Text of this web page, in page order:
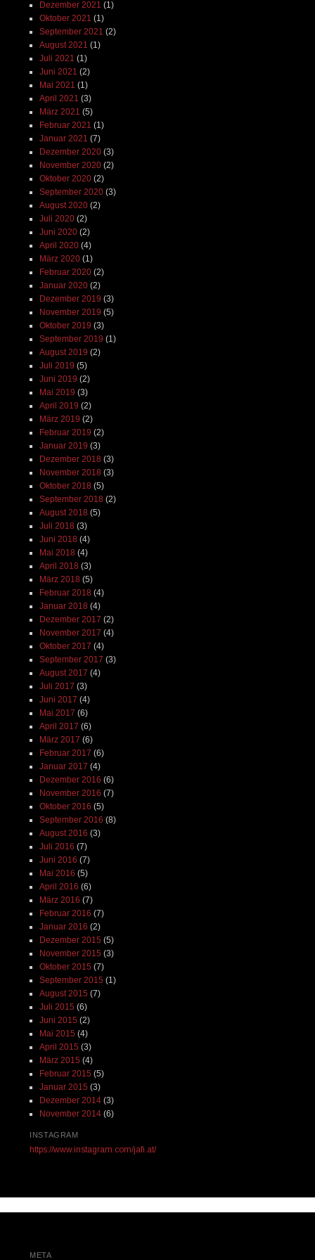
Dezember 2021 (1)
Oktober 2021 (1)
September 2021 (2)
August 2021 (1)
Juli 2021 (1)
Juni 2021 (2)
Mai 2021 (1)
April 2021 (3)
März 2021 (5)
Februar 2021 (1)
Januar 2021 (7)
Dezember 2020(3)
November 2020(2)
Oktober 2020(2)
September 2020(3)
August 2020(2)
Juli 2020(2)
Juni 2020(2)
April 2020(4)
März 2020(1)
Februar 2020(2)
Januar 2020(2)
Dezember 2019 (3)
November 2019 (5)
Oktober 2019 (3)
September 2019 (1)
August 2019 (2)
Juli 2019 (5)
Juni 2019 (2)
Mai 2019 (3)
April 2019 (2)
März 2019 (2)
Februar 2019 (2)
Januar 2019 (3)
Dezember 2018 (3)
November 2018 (3)
Oktober 2018 (5)
September 2018 (2)
August 2018 (5)
Juli 2018 (3)
Juni 2018 (4)
Mai 2018 (4)
April 2018 (3)
März 2018 (5)
Februar 2018 (4)
Januar 2018 (4)
Dezember 2017 (2)
November 2017 (4)
Oktober 2017 (4)
September 2017 (3)
August 2017 (4)
Juli 2017 (3)
Juni 2017 (4)
Mai 2017 (6)
April 2017 (6)
März 2017 (6)
Februar 2017 (6)
Januar 2017 (4)
Dezember 2016 (6)
November 2016 (7)
Oktober 2016 (5)
September 2016 (8)
August 2016 (3)
Juli 2016 (7)
Juni 2016 (7)
Mai 2016 (5)
April 2016 (6)
März 2016 (7)
Februar 2016 (7)
Januar 2016 (2)
Dezember 2015 (5)
November 2015 (3)
Oktober 2015 (7)
September 2015 (1)
August 2015 (7)
Juli 2015 (6)
Juni 2015 (2)
Mai 2015 (4)
April 2015 (3)
März 2015 (4)
Februar 2015 (5)
Januar 2015 (3)
Dezember 2014(3)
November 2014(6)
INSTAGRAM
https://www.instagram.com/jafi.at/
META